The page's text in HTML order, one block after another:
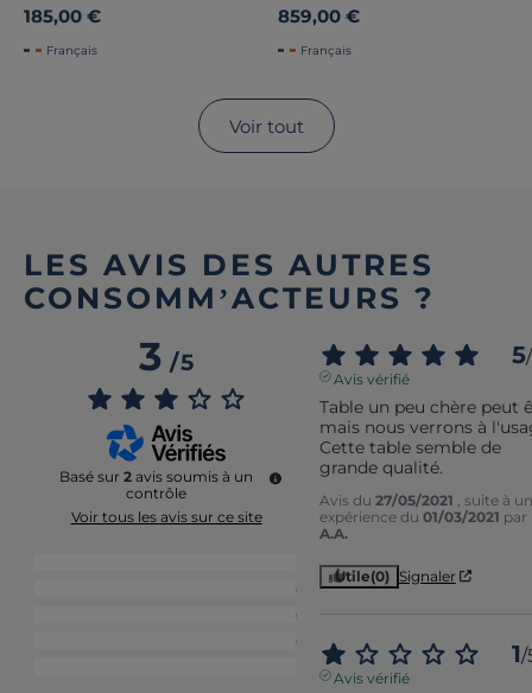
185,00 €
Français
859,00 €
Français
Voir tout
LES AVIS DES AUTRES
CONSOMM’ACTEURS ?
3/5
Basé sur 2 avis soumis à un
contrôle
Voir tous les avis sur ce site
0
0
0
5/
Avis vérifié
Table un peu chère peut
mais nous verrons à
Cette table semble de
grande qualité.
Avis du 27/05/2021
, suite à
expérience du 01/03/2021 par
A.A.
Utile(0) Signaler
1/
Avis vérifié